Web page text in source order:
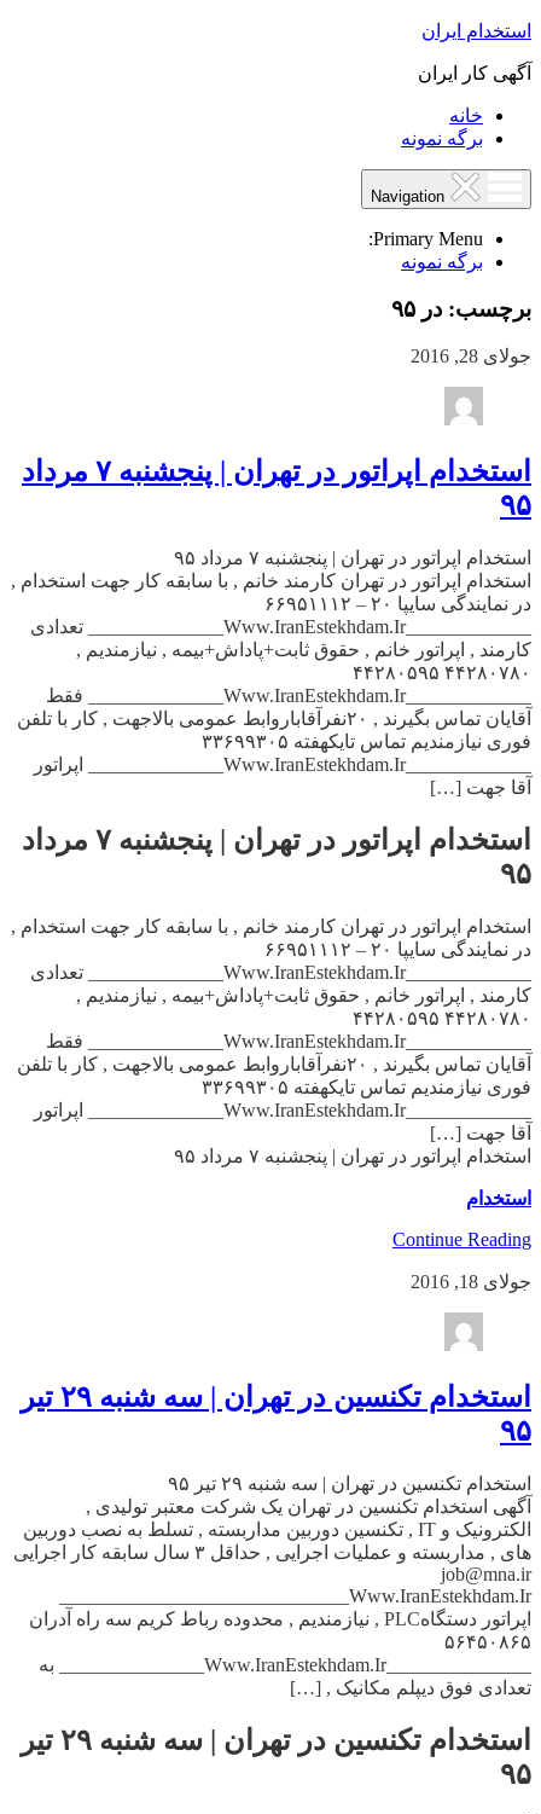
استخدام ایران
آگهی کار ایران
خانه
برگه نمونه
Primary Menu:
برگه نمونه
برچسب: در ۹۵
جولای 28, 2016
استخدام اپراتور در تهران | پنجشنبه ۷ مرداد
۹۵
استخدام اپراتور در تهران | پنجشنبه ۷ مرداد ۹۵
استخدام اپراتور در تهران کارمند خانم , با سابقه کار جهت استخدام ,
در نمایندگی سایپا ۲۰ – ۶۶۹۵۱۱۱۲
_____________Www.IranEstekhdam.Ir______________ تعدادی
کارمند , اپراتور خانم , حقوق ثابت+پاداش+بیمه , نیازمندیم ,
۴۴۲۸۰۷۸۰ ۴۴۲۸۰۵۹۵
_____________Www.IranEstekhdam.Ir______________ فقط
آقایان تماس بگیرند , ۲۰نفرآقاباروابط عمومی بالاجهت , کار با تلفن
فوری نیازمندیم تماس تایکهفته ۳۳۶۹۹۳۰۵
_____________Www.IranEstekhdam.Ir______________ اپراتور
آقا جهت […]
استخدام اپراتور در تهران | پنجشنبه ۷ مرداد
۹۵
استخدام اپراتور در تهران کارمند خانم , با سابقه کار جهت استخدام ,
در نمایندگی سایپا ۲۰ – ۶۶۹۵۱۱۱۲
_____________Www.IranEstekhdam.Ir______________ تعدادی
کارمند , اپراتور خانم , حقوق ثابت+پاداش+بیمه , نیازمندیم ,
۴۴۲۸۰۷۸۰ ۴۴۲۸۰۵۹۵
_____________Www.IranEstekhdam.Ir______________ فقط
آقایان تماس بگیرند , ۲۰نفرآقاباروابط عمومی بالاجهت , کار با تلفن
فوری نیازمندیم تماس تایکهفته ۳۳۶۹۹۳۰۵
_____________Www.IranEstekhdam.Ir______________ اپراتور
آقا جهت […]
استخدام اپراتور در تهران | پنجشنبه ۷ مرداد ۹۵
استخدام
Continue Reading
جولای 18, 2016
استخدام تکنسین در تهران | سه شنبه ۲۹ تیر
۹۵
استخدام تکنسین در تهران | سه شنبه ۲۹ تیر ۹۵
آگهی استخدام تکنسین در تهران یک شرکت معتبر تولیدی ,
الکترونیک و IT , تکنسین دوربین مداربسته , تسلط به نصب دوربین
های , مداربسته و عملیات اجرایی , حداقل ۳ سال سابقه کار اجرایی
job@mna.ir
اپراتور دستگاهPLC , نیازمندیم , محدوده رباط کریم سه راه آدران
۵۶۴۵۰۸۶۵
_______________Www.IranEstekhdam.Ir_______________ به
تعدادی فوق دیپلم مکانیک , […]
استخدام تکنسین در تهران | سه شنبه ۲۹ تیر
۹۵